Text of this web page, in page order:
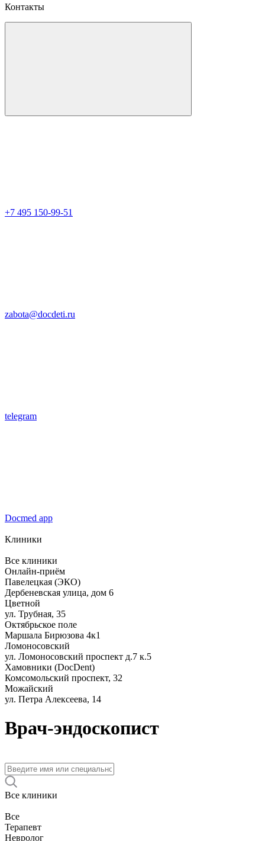
Контакты
+7 495 150-99-51
zabota@docdeti.ru
telegram
Docmed app
Клиники
Все клиники
Онлайн-приём
Павелецкая (ЭКО)
Дербеневская улица, дом 6
Цветной
ул. Трубная, 35
Октябрьское поле
Маршала Бирюзова 4к1
Ломоносовский
ул. Ломоносовский проспект д.7 к.5
Хамовники (DocDent)
Комсомольский проспект, 32
Можайский
ул. Петра Алексеева, 14
Врач-эндоскопист
Все клиники
Все
Терапевт
Невролог